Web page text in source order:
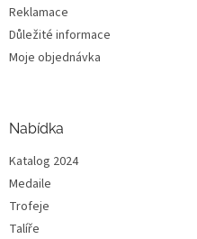
Reklamace
Důležité informace
Moje objednávka
Nabídka
Katalog 2024
Medaile
Trofeje
Talíře